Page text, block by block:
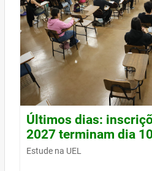
Últimos dias:
2027 terminam dia
Estude na UEL